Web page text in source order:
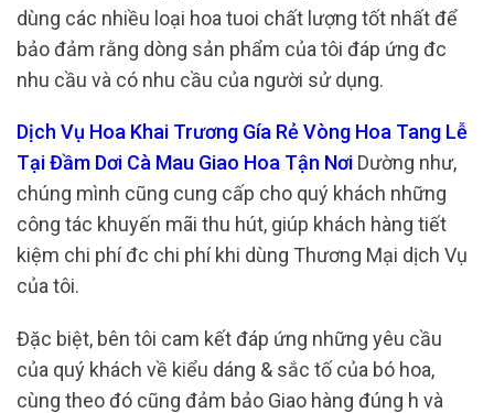
dùng các nhiều loại hoa tuoi chất lượng tốt nhất để
bảo đảm rằng dòng sản phẩm của tôi đáp ứng đc
nhu cầu và có nhu cầu của người sử dụng.
Dịch Vụ Hoa Khai Trương Gía Rẻ Vòng Hoa Tang Lễ
Tại Đầm Dơi Cà Mau Giao Hoa Tận Nơi Dường như,
chúng mình cũng cung cấp cho quý khách những
công tác khuyến mãi thu hút, giúp khách hàng tiết
kiệm chi phí đc chi phí khi dùng Thương Mại dịch Vụ
của tôi.
Đặc biệt, bên tôi cam kết đáp ứng những yêu cầu
của quý khách về kiểu dáng & sắc tố của bó hoa,
cùng theo đó cũng đảm bảo Giao hàng đúng h và